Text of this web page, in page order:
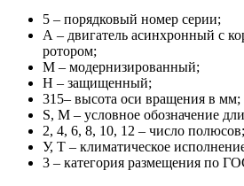
5 – порядковый номер серии;
А – двигатель асинхронный с
ротором;
М – модернизированный;
Н – защищенный;
315– высота оси вращения в мм;
S, M – условное обозначение
2, 4, 6, 8, 10, 12 – число полюсов;
У, Т – климатическое
3 – категория размещения по